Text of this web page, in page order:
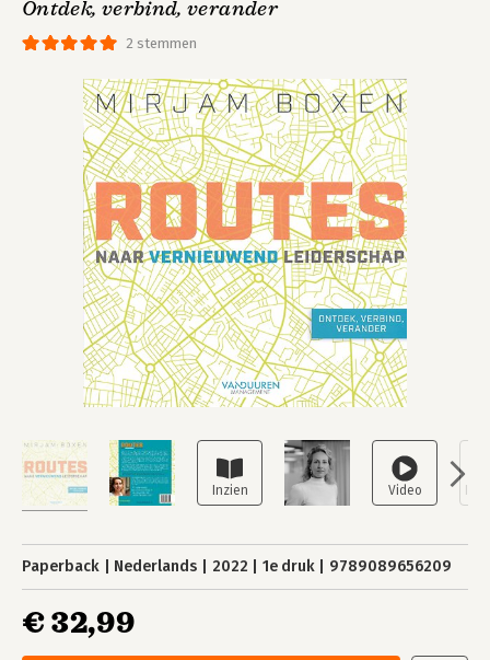
2 stemmen
Ontdek, verbind, verander
Paperback Nederlands 2022 1e druk 9789089656209
€ 32,99